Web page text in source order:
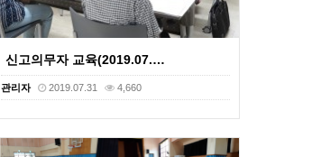
신고의무자 교육(2019.07.…
관리자 2019.07.31 4,660